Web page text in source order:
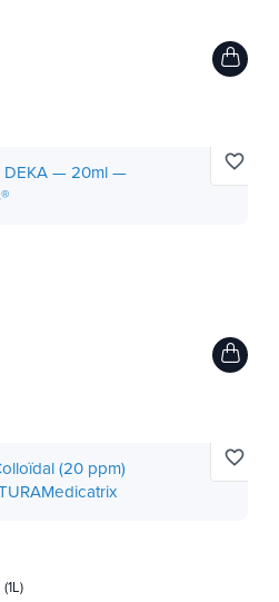
favorite_border
(1L)
favorite_border